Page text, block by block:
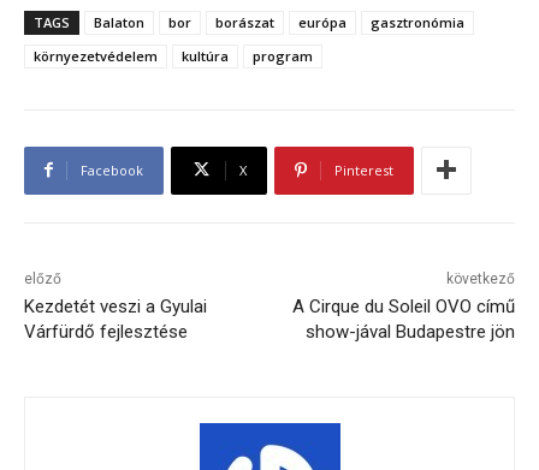
TAGS Balaton bor borászat európa
gasztronómia
környezetvédelem
kultúra program
Facebook X Pinterest
előző
Kezdetét veszi a Gyulai
Várfürdő fejlesztése
következő
A Cirque du Soleil OVO című
show-jával Budapestre jön